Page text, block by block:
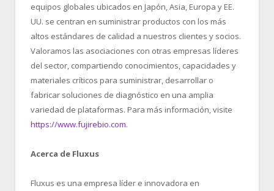
equipos globales ubicados en Japón, Asia, Europa y EE.
UU. se centran en suministrar productos con los más
altos estándares de calidad a nuestros clientes y socios.
Valoramos las asociaciones con otras empresas líderes
del sector, compartiendo conocimientos, capacidades y
materiales críticos para suministrar, desarrollar o
fabricar soluciones de diagnóstico en una amplia
variedad de plataformas. Para más información, visite
https://www.fujirebio.com.
Acerca de Fluxus
Fluxus es una empresa líder e innovadora en